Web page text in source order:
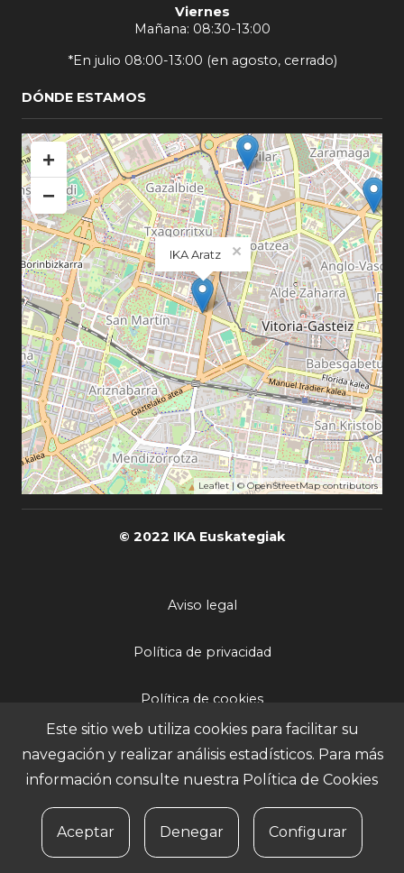
Viernes
Mañana: 08:30-13:00
*En julio 08:00-13:00 (en agosto, cerrado)
DÓNDE ESTAMOS
IKA Aratz ×
+
−
Leaflet| ©OpenStreetMapcontributors
© 2022 IKA Euskategiak
Aviso legal
Política de privacidad
Política de cookies
Igualdad
Área de profesores
Este sitio web utiliza cookies para facilitar su
navegación y realizar análisis estadísticos. Para más
información consulte nuestra Política de Cookies
Aceptar Denegar Configurar